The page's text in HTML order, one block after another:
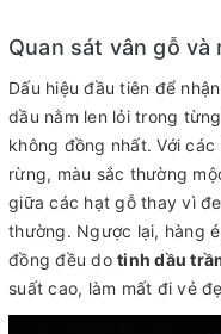
Quan sát vân gỗ và
Dấu hiệu đầu tiên để
dầu nằm len lỏi trong
không đồng nhất. Với các
rừng, màu sắc thường
giữa các hạt gỗ thay vì
thường. Ngược lại, hàng
đồng đều do tinh dầu
suất cao, làm mất đi vẻ